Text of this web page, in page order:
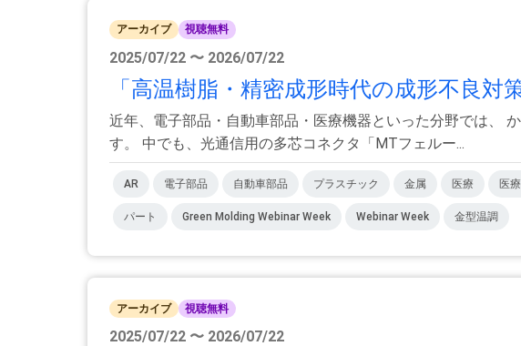
アーカイブ 視聴無料
2025/07/22 〜 2026/07/22
「高温樹脂・精密成形時代の成形不良
近年、電子部品・自動車部品・医療機器といった分野では、
す。 中でも、光通信用の多芯コネクタ「MTフェルー...
AR 電子部品 自動車部品 プラスチック 金属 医療 医
パート Green Molding Webinar Week Webinar Week 金型温調
アーカイブ 視聴無料
2025/07/22 〜 2026/07/22